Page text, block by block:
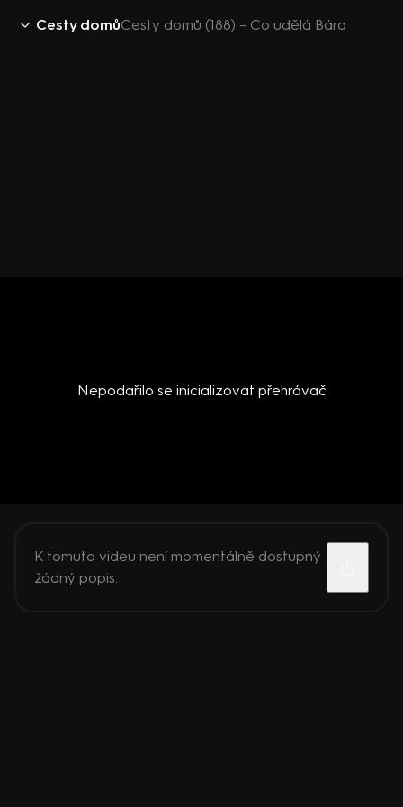
Cesty domůCesty domů (188) – Co udělá Bára
Nepodařilo se inicializovat přehrávač
K tomuto videu není momentálně dostupný
žádný popis.